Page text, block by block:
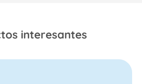
interesantes